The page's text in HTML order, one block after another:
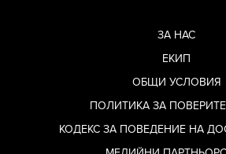
ЗА НАС
ЕКИП
ОБЩИ УСЛОВИЯ
ПОЛИТИКА ЗА
КОДЕКС ЗА ПОВЕДЕНИЕ НА